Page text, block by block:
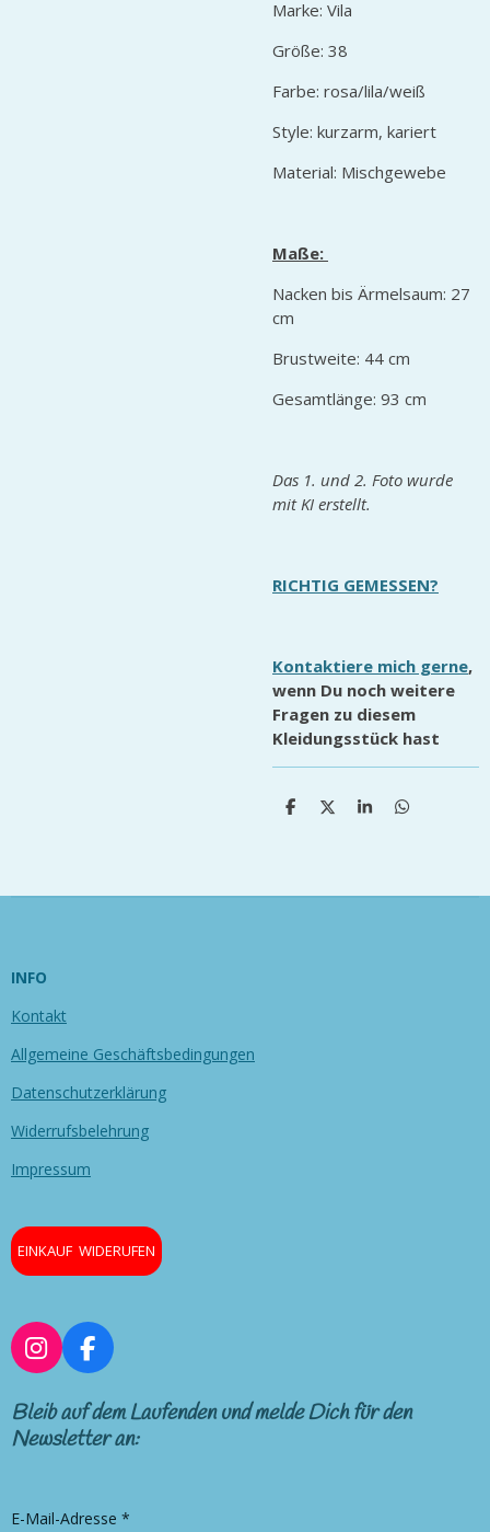
Marke: Vila
Größe: 38
Farbe: rosa/lila/weiß
Style: kurzarm, kariert
Material: Mischgewebe
Maße:
Nacken bis Ärmelsaum: 27
cm
Brustweite: 44 cm
Gesamtlänge: 93 cm
Das 1. und 2. Foto wurde
mit KI erstellt.
RICHTIG GEMESSEN?
Kontaktiere mich gerne,
wenn Du noch weitere
Fragen zu diesem
Kleidungsstück hast
T
n
T
n
T
n
T
n
INFO
Kontakt
Allgemeine Geschäftsbedingungen
Datenschutzerklärung
Widerrufsbelehrung
Impressum
EINKAUF WIDERUFEN
I
n
s
t
a
a
F
a
c
e
b
k
Bleib auf dem Laufenden und melde Dich für den
Newsletter an:
E-Mail-Adresse *